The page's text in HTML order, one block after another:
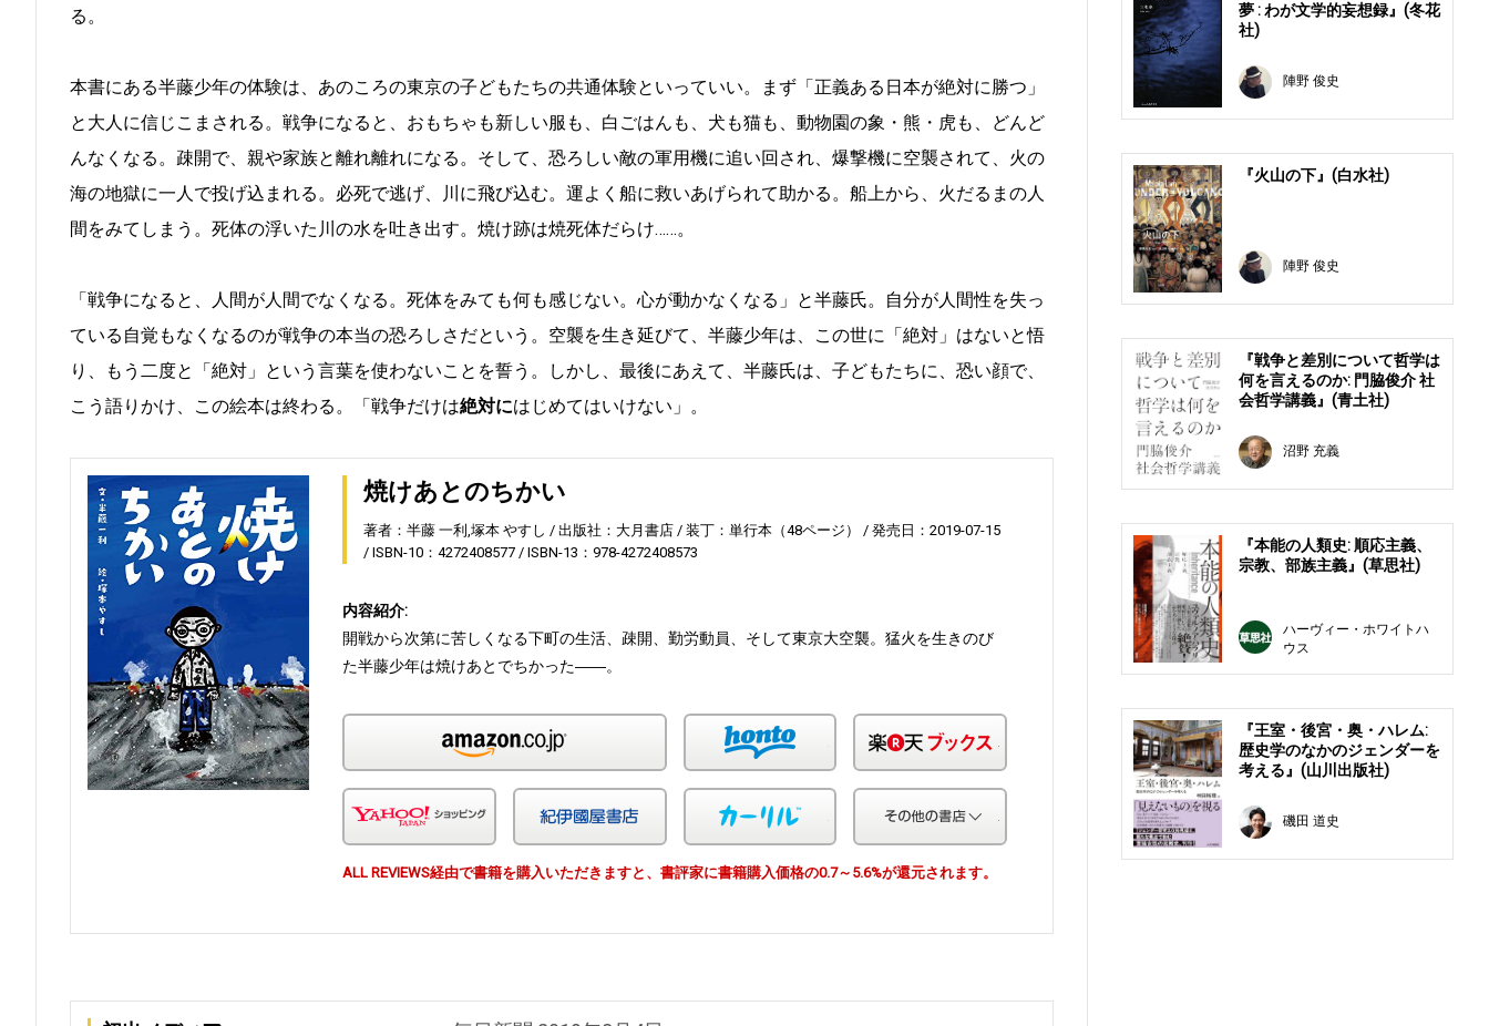
る。
本書にある半藤少年の体験は、あのころの東京の子どもたちの共通体験といっていい。まず「正義ある日本が絶対に勝つ」
と大人に信じこまされる。戦争になると、おもちゃも新しい服も、白ごはんも、犬も猫も、動物園の象・熊・虎も、どんど
んなくなる。疎開で、親や家族と離れ離れになる。そして、恐ろしい敵の軍用機に追い回され、爆撃機に空襲されて、火の
海の地獄に一人で投げ込まれる。必死で逃げ、川に飛び込む。運よく船に救いあげられて助かる。船上から、火だるまの人
間をみてしまう。死体の浮いた川の水を吐き出す。焼け跡は焼死体だらけ……。
「戦争になると、人間が人間でなくなる。死体をみても何も感じない。心が動かなくなる」と半藤氏。自分が人間性を失っ
ている自覚もなくなるのが戦争の本当の恐ろしさだという。空襲を生き延びて、半藤少年は、この世に「絶対」はないと悟
り、もう二度と「絶対」という言葉を使わないことを誓う。しかし、最後にあえて、半藤氏は、子どもたちに、恐い顔で、
こう語りかけ、この絵本は終わる。「戦争だけは絶対にはじめてはいけない」。
焼けあとのちかい
著者：半藤 一利,塚本 やすし 出版社：大月書店 装丁：単行本（48ページ）
発売日：2019-07-15
ISBN-10：4272408577
ISBN-13：978-4272408573
内容紹介:
開戦から次第に苦しくなる下町の生活、疎開、勤労動員、そして東京大空襲。猛火を生きのび
た半藤少年は焼けあとでちかった――。
honto
Yahoo!ショッピング 紀伊国屋 カーリル
ALL REVIEWS経由で書籍を購入いただきますと、書評家に書籍購入価格の0.7～5.6%が還元されます。
夢 : わが文学的妄想録』(冬花
社)
陣野 俊史
『火山の下』(白水社)
陣野 俊史
『戦争と差別について哲学は
何を言えるのか: 門脇俊介 社
会哲学講義』(青土社)
沼野 充義
『本能の人類史: 順応主義、
宗教、部族主義』(草思社)
ハーヴィー・ホワイトハ
ウス
『王室・後宮・奥・ハレム:
歴史学のなかのジェンダーを
考える』(山川出版社)
磯田 道史